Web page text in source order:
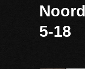
5-18